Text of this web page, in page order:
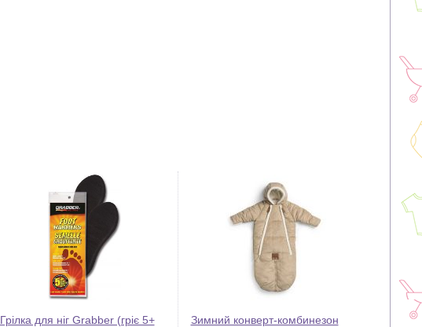
Грілка для ніг Grabber (гріє 5+
Зимний конверт-комбинезон